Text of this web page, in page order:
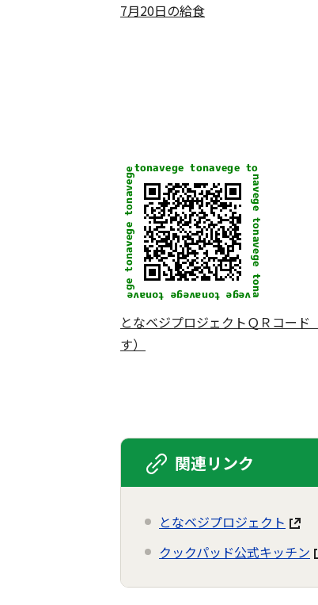
7月20日の給食
となベジプロジェクトＱＲコー
す）
関連リンク
となベジプロジェクト
クックパッド公式キッチン